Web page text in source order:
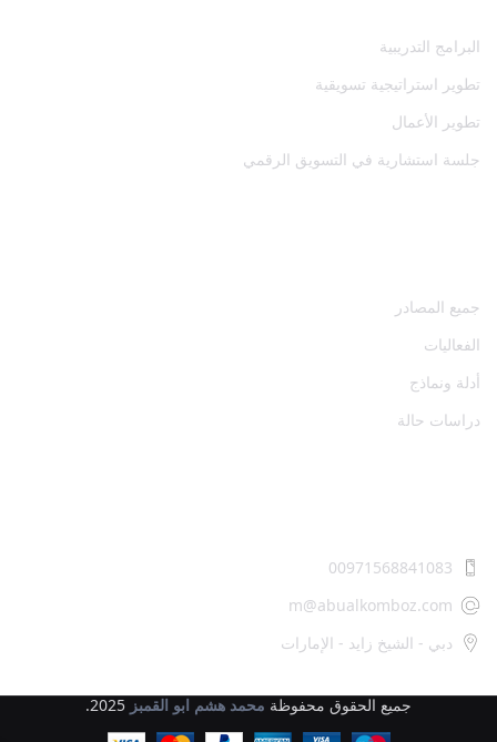
البرامج التدريبية
تطوير استراتيجية تسويقية
تطوير الأعمال
جلسة استشارية في التسويق الرقمي
جميع المصادر
الفعاليات
أدلة ونماذج
دراسات حالة
00971568841083
m@abualkomboz.com
دبي - الشيخ زايد - الإمارات
جميع الحقوق محفوظة محمد هشم ابو القمبز